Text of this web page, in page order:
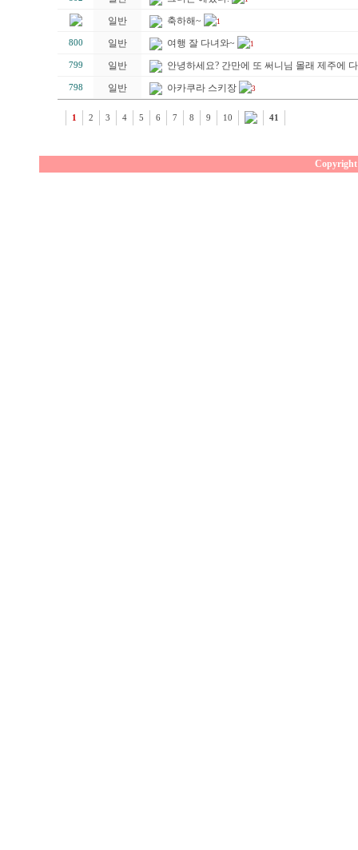
일반 축하해~ 1
800 일반 여행 잘 다녀와~ 1
799 일반 안녕하세요? 간만에 또 써니님 몰래 제주에
798 일반 아카쿠라 스키장 3
1 2 3 4 5 6 7 8 9 10 41
Copyright